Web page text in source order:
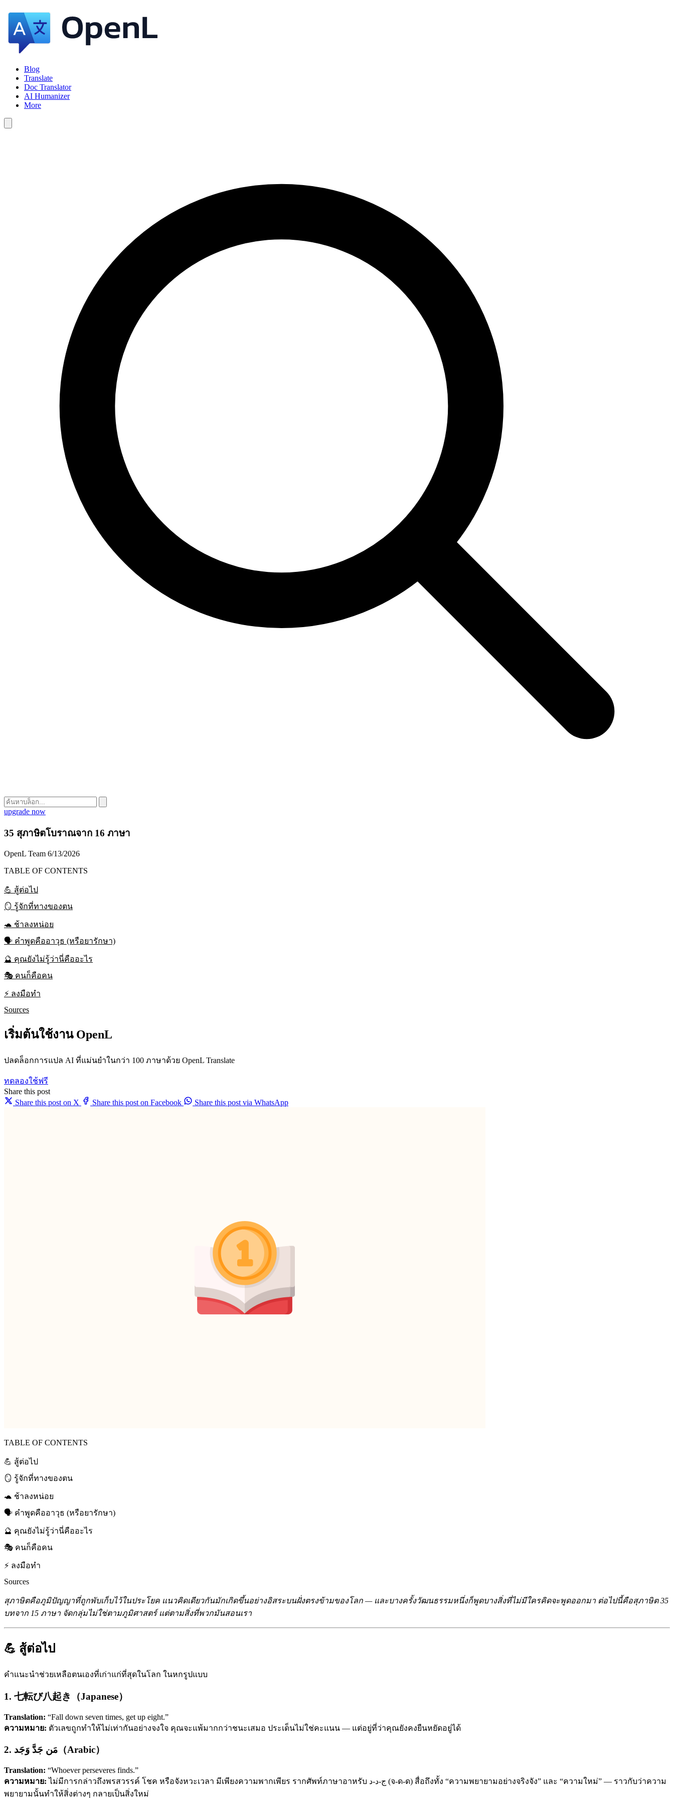
Blog
Translate
Doc Translator
AI Humanizer
More
upgrade now
35 สุภาษิตโบราณจาก 16 ภาษา
OpenL Team 6/13/2026
TABLE OF CONTENTS
💪 สู้ต่อไป
🪞 รู้จักที่ทางของตน
🐢 ช้าลงหน่อย
🗣️ คำพูดคืออาวุธ (หรือยารักษา)
🔮 คุณยังไม่รู้ว่านี่คืออะไร
🎭 คนก็คือคน
⚡ ลงมือทำ
Sources
เริ่มต้นใช้งาน OpenL
ปลดล็อกการแปล AI ที่แม่นยำในกว่า 100 ภาษาด้วย OpenL Translate
ทดลองใช้ฟรี
Share this post
Share this post on X
Share this post on Facebook Share this post via WhatsApp
TABLE OF CONTENTS
💪 สู้ต่อไป
🪞 รู้จักที่ทางของตน
🐢 ช้าลงหน่อย
🗣️ คำพูดคืออาวุธ (หรือยารักษา)
🔮 คุณยังไม่รู้ว่านี่คืออะไร
🎭 คนก็คือคน
⚡ ลงมือทำ
Sources
สุภาษิตคือภูมิปัญญาที่ถูกพับเก็บไว้ในประโยค แนวคิดเดียวกันมักเกิดขึ้นอย่างอิสระบนฝั่งตรงข้ามของโลก — และบางครั้งวัฒนธรรมหนึ่งก็พูดบางสิ่งที่ไม่มีใครคิดจะพูดออกมา ต่อไปนี้คือสุภาษิต 35
บทจาก 15 ภาษา จัดกลุ่มไม่ใช่ตามภูมิศาสตร์ แต่ตามสิ่งที่พวกมันสอนเรา
💪 สู้ต่อไป
คำแนะนำช่วยเหลือตนเองที่เก่าแก่ที่สุดในโลก ในหกรูปแบบ
1. 七転び八起き（Japanese）
Translation: “Fall down seven times, get up eight.”
ความหมาย: ตัวเลขถูกทำให้ไม่เท่ากันอย่างจงใจ คุณจะแพ้มากกว่าชนะเสมอ ประเด็นไม่ใช่คะแนน — แต่อยู่ที่ว่าคุณยังคงยืนหยัดอยู่ได้
2. مَن جَدَّ وَجَد（Arabic）
Translation: “Whoever perseveres finds.”
ความหมาย: ไม่มีการกล่าวถึงพรสวรรค์ โชค หรือจังหวะเวลา มีเพียงความพากเพียร รากศัพท์ภาษาอาหรับ ج-د-د (จ-ด-ด) สื่อถึงทั้ง “ความพยายามอย่างจริงจัง” และ “ความใหม่” — ราวกับว่าความ
พยายามนั้นทำให้สิ่งต่างๆ กลายเป็นสิ่งใหม่